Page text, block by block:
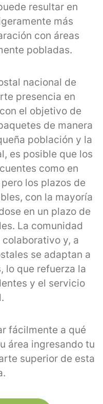
resultar en
más
con áreas
pobladas.
nacional de
presencia en
el objetivo de
de manera
población y la
es posible que los
como en
los plazos de
con la mayoría
en un plazo de
La comunidad
y, a
se adaptan a
lo que refuerza la
y el servicio
fácilmente a qué
área ingresando tu
superior de esta